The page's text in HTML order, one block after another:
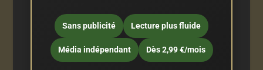
Sans publicité Lecture plus fluide
Média indépendant Dès 2,99 €/mois